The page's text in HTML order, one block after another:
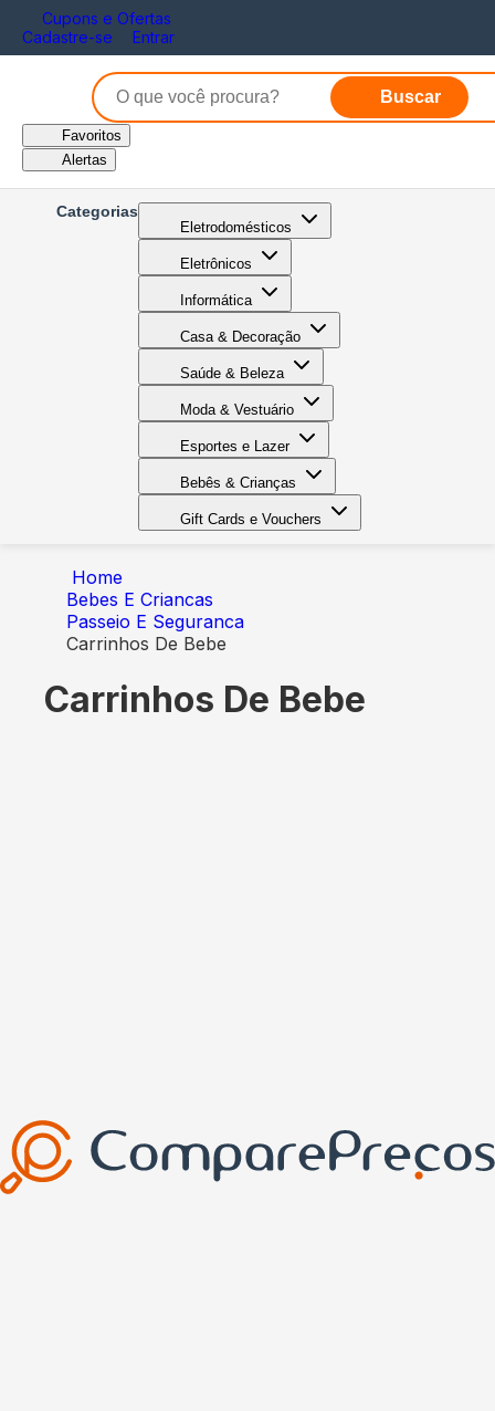
Cupons e Ofertas
Cadastre-se
Entrar
Buscar
Favoritos
Alertas
Categorias
Eletrodomésticos
Eletrônicos
Informática
Casa & Decoração
Saúde & Beleza
Moda & Vestuário
Esportes e Lazer
Bebês & Crianças
Gift Cards e Vouchers
Home
Bebes E Criancas
Passeio E Seguranca
Carrinhos De Bebe
Carrinhos De Bebe